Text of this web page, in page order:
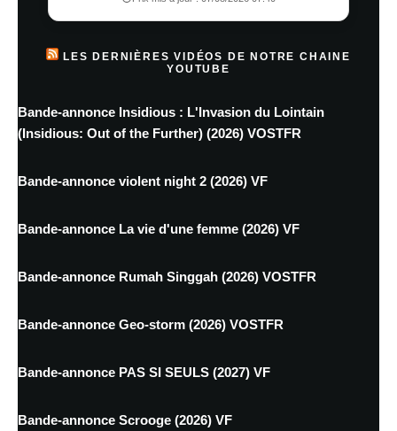
LES DERNIÈRES VIDÉOS DE NOTRE CHAINE
YOUTUBE
Bande-annonce Insidious : L'Invasion du Lointain
(Insidious: Out of the Further) (2026) VOSTFR
Bande-annonce violent night 2 (2026) VF
Bande-annonce La vie d'une femme (2026) VF
Bande-annonce Rumah Singgah (2026) VOSTFR
Bande-annonce Geo-storm (2026) VOSTFR
Bande-annonce PAS SI SEULS (2027) VF
Bande-annonce Scrooge (2026) VF